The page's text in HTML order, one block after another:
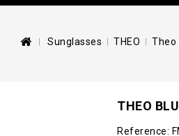
Sunglasses THEO Theo
THEO
Reference: